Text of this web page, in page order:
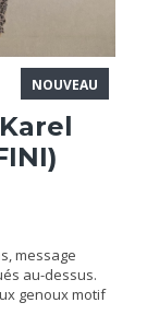
NOUVEAU
message
au-dessus.
genoux motif